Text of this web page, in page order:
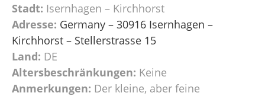
Stadt: Isernhagen – Kirchhorst
Adresse: Germany – 30916 Isernhagen –
Kirchhorst – Stellerstrasse 15
Land: DE
Altersbeschränkungen: Keine
Anmerkungen: Der kleine, aber feine